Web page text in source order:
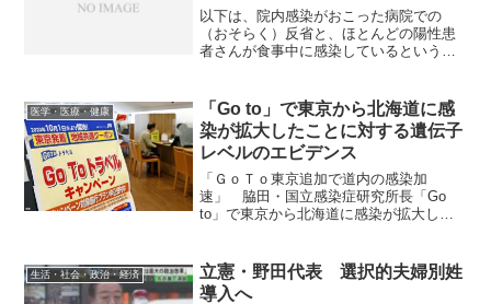
以下は、院内感染がおこった病院での
（おそらく）反省と、ほとんどの陽性患
者さんが食事中に感染しているという意
です。もとの院内マニュアルは拡散OKと
いうことですのでこれも拡...
医学・医療・健康
「Go to」で東京から北海道に感
染が拡大したことに対する遺伝子
レベルのエビデンス
「ＧｏＴｏ東京追加で道内の感染加
速」 脇田・国立感染症研究所長「Go
to」で東京から北海道に感染が拡大した
ロナウイルス感染症対策分科会の会長代
理を務める脇田隆字・国立...
生活・社会・政治・経済
立憲・野田代表 選択的夫婦別姓
導入へ